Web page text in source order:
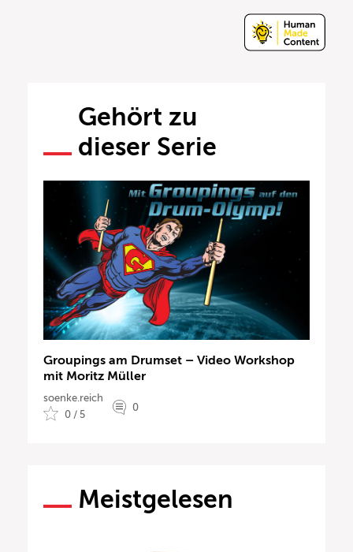
Gehört zu
dieser Serie
Groupings am Drumset – Video Workshop
mit Moritz Müller
soenke.reich
0 / 5
0
Meistgelesen